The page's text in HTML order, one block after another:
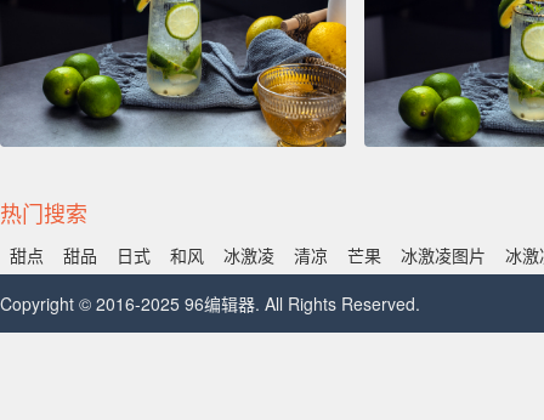
热门搜索
甜点 甜品 日式 和风 冰激凌 清凉 芒果 冰激凌图片
冰激
Copyright © 2016-2025 96编辑器. All Rights Reserved.